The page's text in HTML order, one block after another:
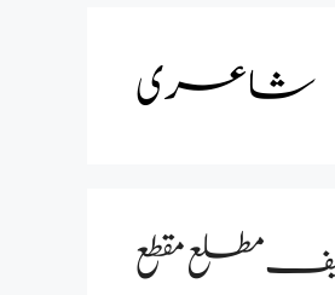
شاعری
مطلع مقطع